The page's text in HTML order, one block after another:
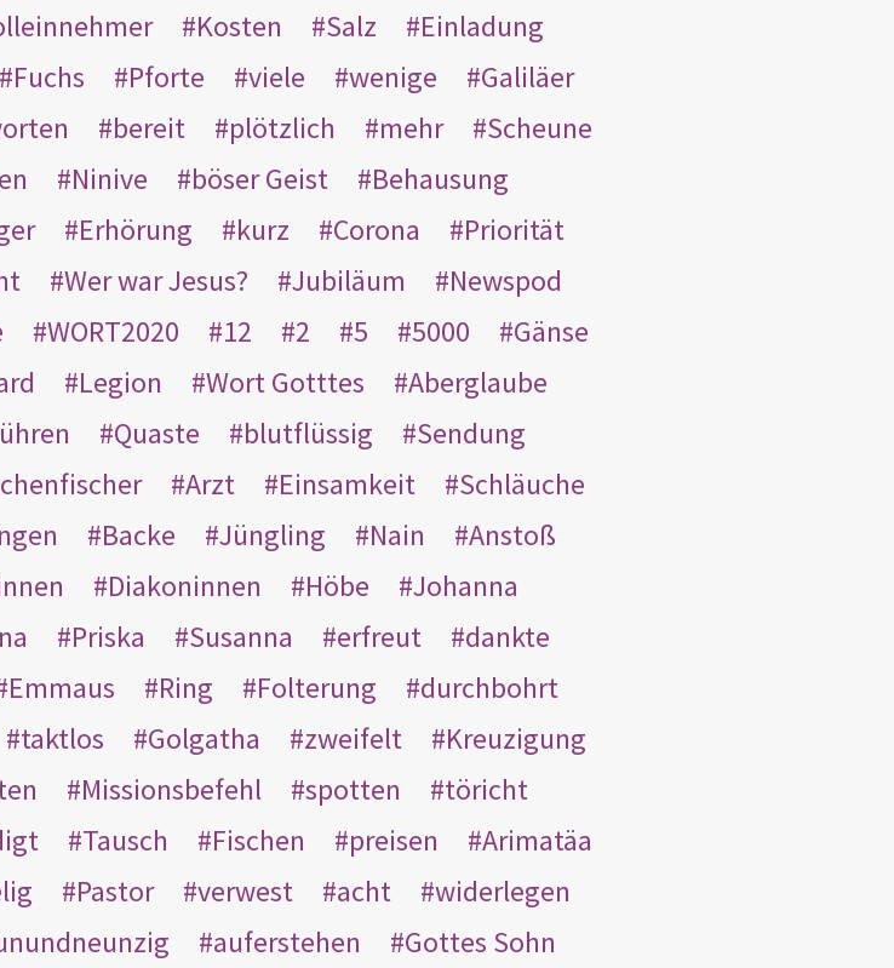
Kosten Salz
Einladung
Fuchs Pforte viele wenige
Galiläer
bereit plötzlich mehr
Scheune
Ninive böser Geist
Behausung
Erhörung kurz Corona
Priorität
Wer war Jesus? Jubiläum
Newspod
WORT2020 12 2 5 5000
Gänse
Legion Wort Gotttes
Aberglaube
Quaste blutflüssig
Sendung
Arzt Einsamkeit
Schläuche
Backe Jüngling Nain
Anstoß
Diakoninnen Höbe
Johanna
Priska Susanna erfreut
dankte
Emmaus Ring Folterung
durchbohrt
taktlos Golgatha zweifelt
Kreuzigung
Missionsbefehl spotten
töricht
Tausch Fischen preisen
Arimatäa
Pastor verwest acht
widerlegen
auferstehen Gottes Sohn